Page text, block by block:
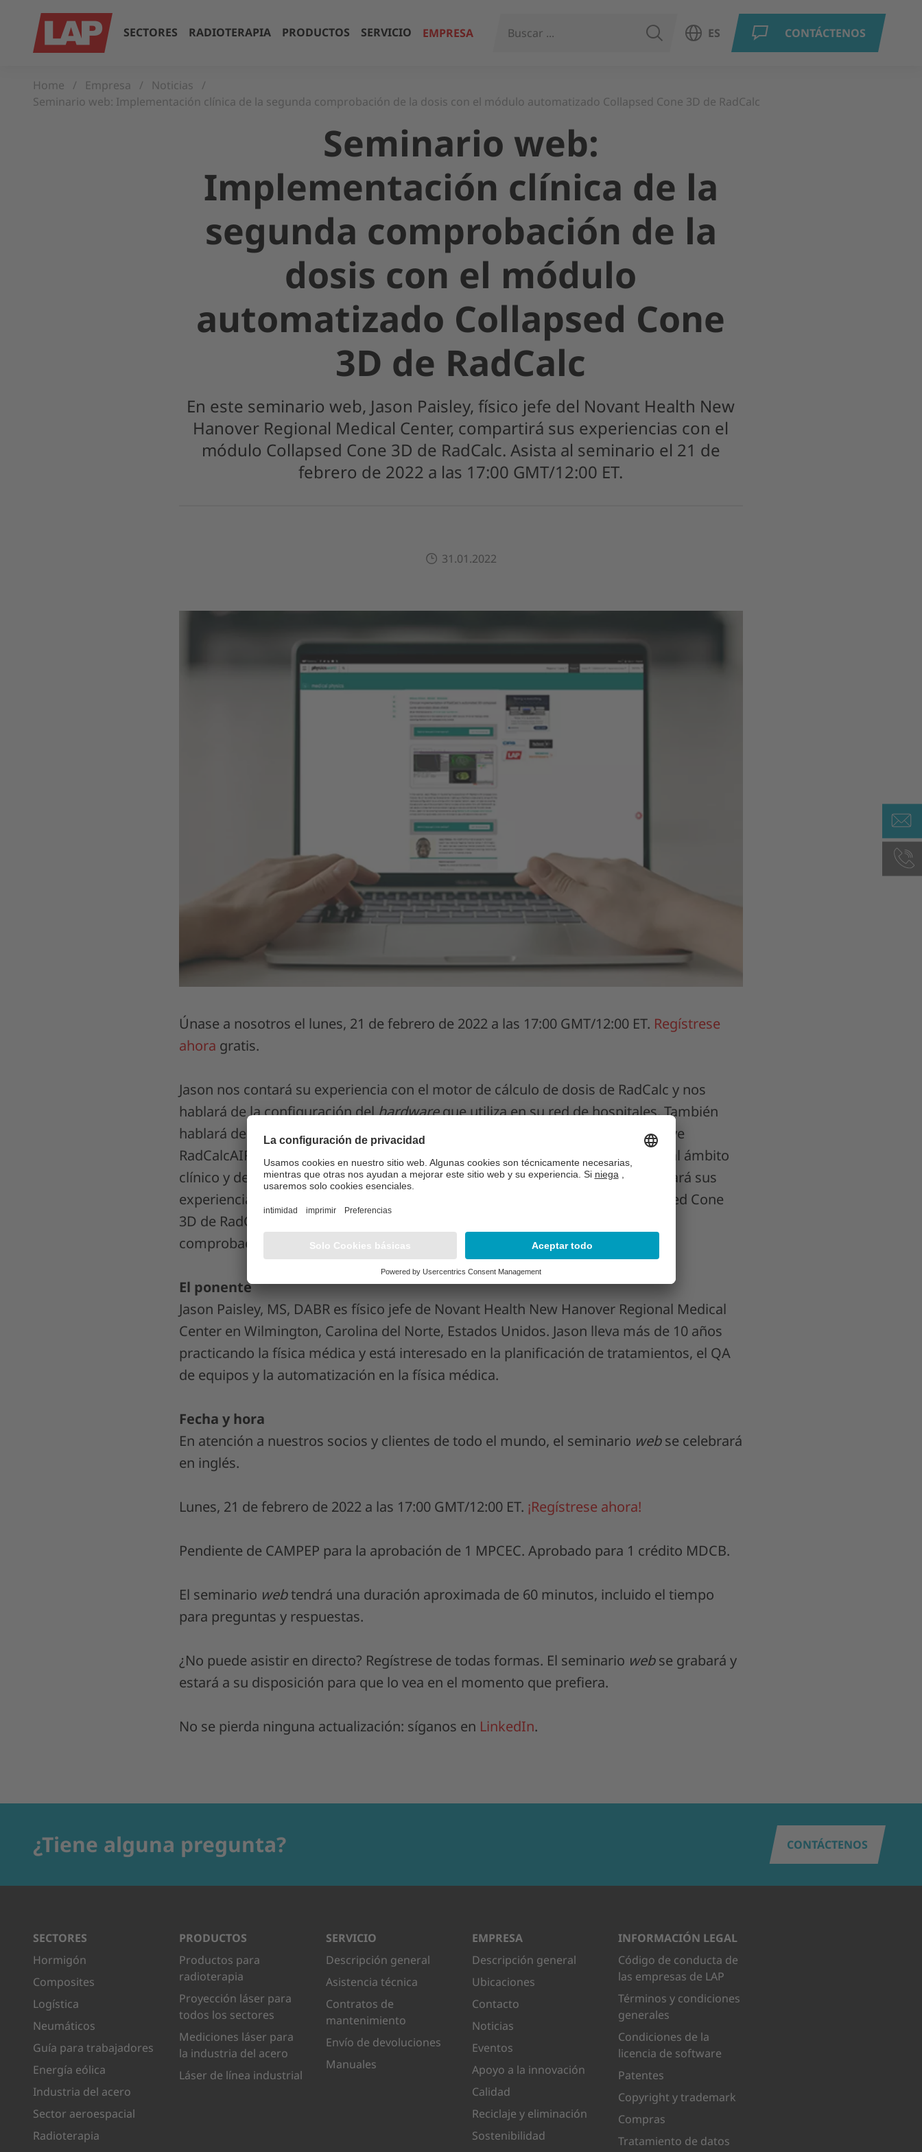
SECTORES RADIOTERAPIA PRODUCTOS SERVICIO EMPRESA BUSCARAbrir menú de idiomas
ES CONTÁCTENOS
Home Empresa
Noticias
Seminario web: Implementación clínica de la segunda comprobación de la dosis con el módulo automatizado Collapsed Cone 3D de RadCalc
Seminario web:
Implementación clínica de la
segunda comprobación de la
dosis con el módulo
automatizado Collapsed Cone
3D de RadCalc
En este seminario web, Jason Paisley, físico jefe del Novant Health New
Hanover Regional Medical Center, compartirá sus experiencias con el
módulo Collapsed Cone 3D de RadCalc. Asista al seminario el 21 de
febrero de 2022 a las 17:00 GMT/12:00 ET.
31.01.2022
Únase a nosotros el lunes, 21 de febrero de 2022 a las 17:00 GMT/12:00 ET. Regístrese
ahora gratis.
Jason nos contará su experiencia con el motor de cálculo de dosis de RadCalc y nos
hablará de la configuración delhardwareque utiliza en su red de hospitales. También
hablará de la configuración y el uso de la función de automatización que incluye
RadCalcAIR desde la versión 6.3, de los inconvenientes que encontró al pasar al ámbito
clínico y de las observaciones del grupo de trabajo 219. Por último, Jason relatará sus
experiencias con el uso clínico y totalmente automatizado del módulo Collapsed Cone
3D de RadCalc y explicará por qué decidió emplear una solución de segunda
comprobación 3D.
El ponente
Jason Paisley, MS, DABR es físico jefe de Novant Health New Hanover Regional Medical
Center en Wilmington, Carolina del Norte, Estados Unidos. Jason lleva más de 10 años
practicando la física médica y está interesado en la planificación de tratamientos, el QA
de equipos y la automatización en la física médica.
Fecha y hora
En atención a nuestros socios y clientes de todo el mundo, el seminario webse celebrará
en inglés.
Lunes, 21 de febrero de 2022 a las 17:00 GMT/12:00 ET. ¡Regístrese ahora!
Pendiente de CAMPEP para la aprobación de 1 MPCEC. Aprobado para 1 crédito MDCB.
El seminario webtendrá una duración aproximada de 60 minutos, incluido el tiempo
para preguntas y respuestas.
¿No puede asistir en directo? Regístrese de todas formas. El seminario webse grabará y
estará a su disposición para que lo vea en el momento que prefiera.
No se pierda ninguna actualización: síganos en LinkedIn.
¿Tiene alguna pregunta? CONTÁCTENOS
SECTORES
Hormigón
Composites
Logística
Neumáticos
Guía para trabajadores
Energía eólica
Industria del acero
Sector aeroespacial
Radioterapia
PRODUCTOS
Productos para
radioterapia
Proyección láser para
todos los sectores
Mediciones láser para
la industria del acero
Láser de línea industrial
SERVICIO
Descripción general
Asistencia técnica
Contratos de
mantenimiento
Envío de devoluciones
Manuales
EMPRESA
Descripción general
Ubicaciones
Contacto
Noticias
Eventos
Apoyo a la innovación
Calidad
Reciclaje y eliminación
Sostenibilidad
INFORMACIÓN LEGAL
Código de conducta de
las empresas de LAP
Términos y condiciones
generales
Condiciones de la
licencia de software
Patentes
Copyright y trademark
Compras
Tratamiento de datos